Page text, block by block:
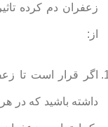
زعفران دم کرده
از:
اگر قرار است تا
داشته باشید که در